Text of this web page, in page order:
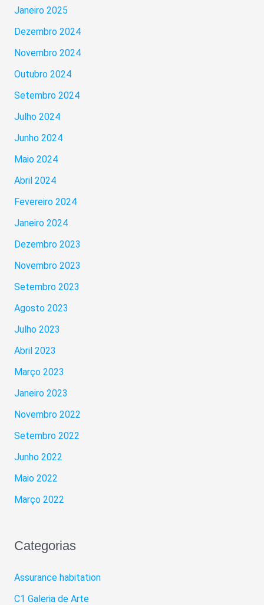
Janeiro 2025
Dezembro 2024
Novembro 2024
Outubro 2024
Setembro 2024
Julho 2024
Junho 2024
Maio 2024
Abril 2024
Fevereiro 2024
Janeiro 2024
Dezembro 2023
Novembro 2023
Setembro 2023
Agosto 2023
Julho 2023
Abril 2023
Março 2023
Janeiro 2023
Novembro 2022
Setembro 2022
Junho 2022
Maio 2022
Março 2022
Categorias
Assurance habitation
C1 Galeria de Arte